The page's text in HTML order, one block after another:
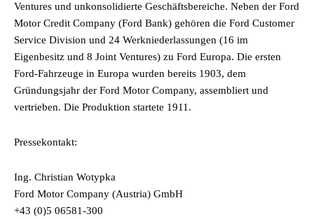
Ventures und unkonsolidierte Geschäftsbereiche. Neben der Ford
Motor Credit Company (Ford Bank) gehören die Ford Customer
Service Division und 24 Werkniederlassungen (16 im
Eigenbesitz und 8 Joint Ventures) zu Ford Europa. Die ersten
Ford-Fahrzeuge in Europa wurden bereits 1903, dem
Gründungsjahr der Ford Motor Company, assembliert und
vertrieben. Die Produktion startete 1911.
Pressekontakt:
Ing. Christian Wotypka
Ford Motor Company (Austria) GmbH
+43 (0)5 06581-300